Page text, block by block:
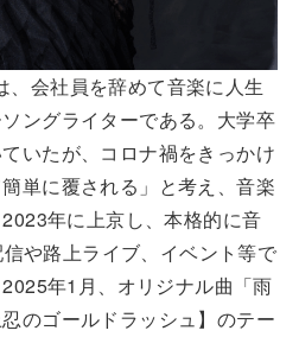
会社員を辞めて音楽に人生
ングライターである。大学卒
いたが、コロナ禍をきっかけ
単に覆される」と考え、音楽
年に上京し、本格的に音
や路上ライブ、イベント等で
年1月、オリジナル曲「雨
のゴールドラッシュ】のテー